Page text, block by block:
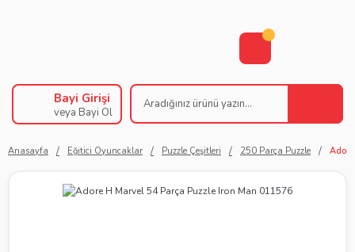
Bayi Girişi
veya Bayi Ol
Anasayfa Eğitici Oyuncaklar Puzzle Çeşitleri 250 Parça Puzzle